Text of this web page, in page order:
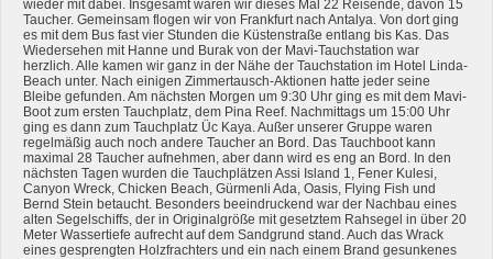
wieder mit dabei. Insgesamt waren wir dieses Mal 22 Reisende, davon 15
Taucher. Gemeinsam flogen wir von Frankfurt nach Antalya. Von dort ging
es mit dem Bus fast vier Stunden die Küstenstraße entlang bis Kas. Das
Wiedersehen mit Hanne und Burak von der Mavi-Tauchstation war
herzlich. Alle kamen wir ganz in der Nähe der Tauchstation im Hotel Linda-
Beach unter. Nach einigen Zimmertausch-Aktionen hatte jeder seine
Bleibe gefunden. Am nächsten Morgen um 9:30 Uhr ging es mit dem Mavi-
Boot zum ersten Tauchplatz, dem Pina Reef. Nachmittags um 15:00 Uhr
ging es dann zum Tauchplatz Üc Kaya. Außer unserer Gruppe waren
regelmäßig auch noch andere Taucher an Bord. Das Tauchboot kann
maximal 28 Taucher aufnehmen, aber dann wird es eng an Bord. In den
nächsten Tagen wurden die Tauchplätzen Assi Island 1, Fener Kulesi,
Canyon Wreck, Chicken Beach, Gürmenli Ada, Oasis, Flying Fish und
Bernd Stein betaucht. Besonders beeindruckend war der Nachbau eines
alten Segelschiffs, der in Originalgröße mit gesetztem Rahsegel in über 20
Meter Wassertiefe aufrecht auf dem Sandgrund stand. Auch das Wrack
eines gesprengten Holzfrachters und ein nach einem Brand gesunkenes